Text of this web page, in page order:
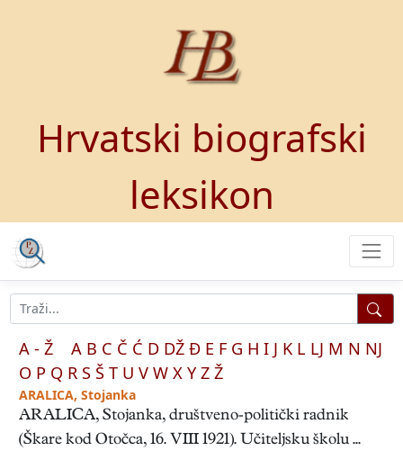
Hrvatski biografski
leksikon
A - Ž A B C Č Ć D DŽ Đ E F G H I J K L LJ M N NJ
O P Q R S Š T U V W X Y Z Ž
ARALICA, Stojanka
ARALICA, Stojanka, društveno-politički radnik
(Škare kod Otočca, 16. VIII 1921). Učiteljsku školu ...